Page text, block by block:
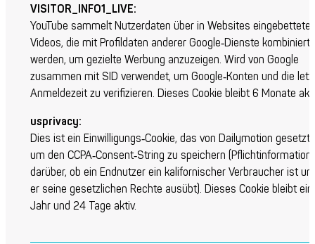
VISITOR_INFO1_LIVE:
YouTube sammelt Nutzerdaten über in Websites eingebettete
Videos, die mit Profildaten anderer Google‑Dienste kombiniert
werden, um gezielte Werbung anzuzeigen. Wird von Google
zusammen mit SID verwendet, um Google‑Konten und die
Anmeldezeit zu verifizieren. Dieses Cookie bleibt 6 Monate
usprivacy:
Dies ist ein Einwilligungs‑Cookie, das von Dailymotion gesetzt
um den CCPA‑Consent‑String zu speichern (Pflichtinformation
darüber, ob ein Endnutzer ein kalifornischer Verbraucher ist
er seine gesetzlichen Rechte ausübt). Dieses Cookie bleibt ein
Jahr und 24 Tage aktiv.